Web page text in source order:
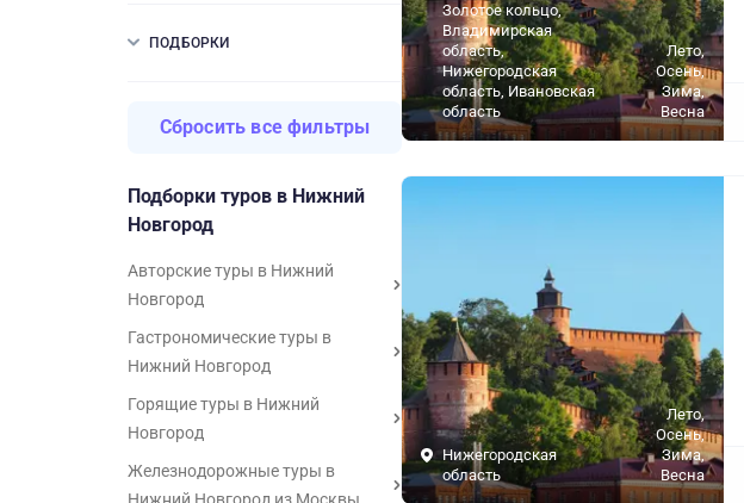
ПОДБОРКИ
Сбросить все фильтры
Подборки туров в Нижний
Новгород
Авторские туры в Нижний
Новгород
Гастрономические туры в
Нижний Новгород
Горящие туры в Нижний
Новгород
Железнодорожные туры в
Золотое кольцо,
Владимирская
область,
Нижегородская
область, Ивановская
область
Лето,
Осень,
Зима,
Весна
Нижегородская
область
Лето,
Осень,
Зима,
Весна